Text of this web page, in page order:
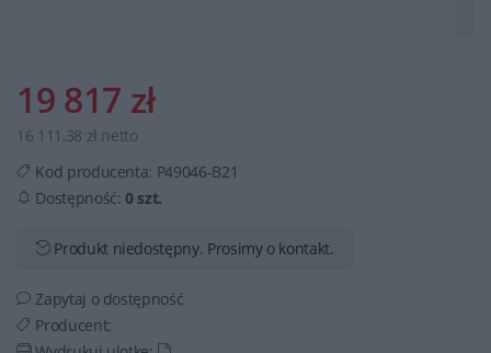
19 817 zł
16 111,38 zł netto
Kod producenta: P49046-B21
Dostępność:0 szt.
Produkt niedostępny. Prosimy o kontakt.
Zapytaj o dostępność
Producent: